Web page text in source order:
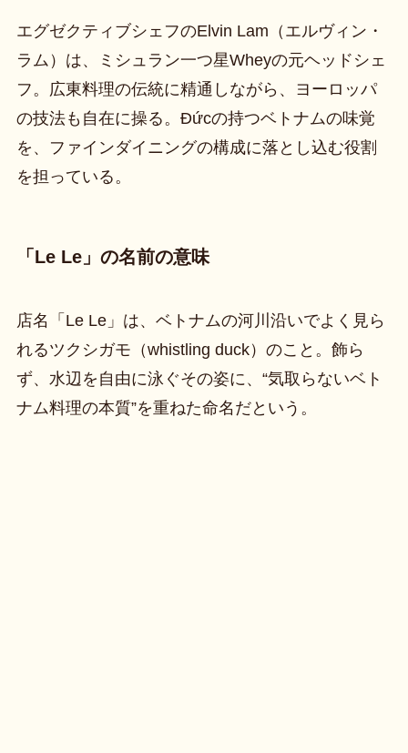
エグゼクティブシェフのElvin Lam（エルヴィン・
ラム）は、ミシュラン一つ星Wheyの元ヘッドシェ
フ。広東料理の伝統に精通しながら、ヨーロッパ
の技法も自在に操る。Đứcの持つベトナムの味覚
を、ファインダイニングの構成に落とし込む役割
を担っている。
「Le Le」の名前の意味
店名「Le Le」は、ベトナムの河川沿いでよく見ら
れるツクシガモ（whistling duck）のこと。飾ら
ず、水辺を自由に泳ぐその姿に、“気取らないベト
ナム料理の本質”を重ねた命名だという。